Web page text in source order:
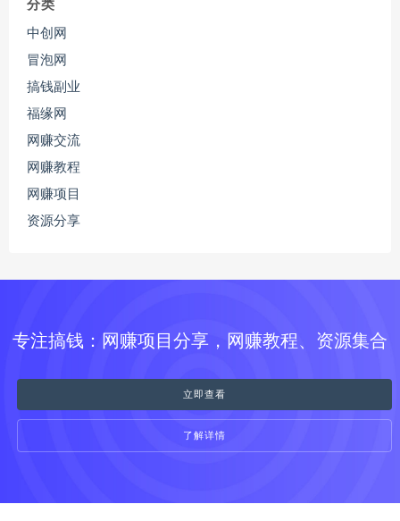
分类
中创网
冒泡网
搞钱副业
福缘网
网赚交流
网赚教程
网赚项目
资源分享
专注搞钱：网赚项目分享，网赚教程、资源集合
立即查看
了解详情